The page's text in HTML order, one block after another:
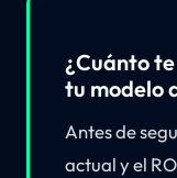
¿Cuánto
tu modelo
Antes de
actual y el